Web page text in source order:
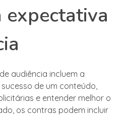
expectativa
audiência incluem a
de um conteúdo,
e entender melhor o
os contras podem incluir